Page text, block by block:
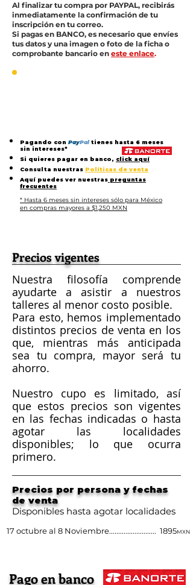
Al finalizar tu compra por PAYPAL, recibirás
inmediatamente la confirmación de tu
inscripción en tu correo.
Si pagas en BANCO, es necesario que envíes
tus datos y una imagen o foto de la ficha o
comprobante bancario en este enlace.
Pagando con PayPaltienes hasta 6 meses
sin intereses*
Si quieres pagar en banco, click aquí
Consulta nuestras Políticas de venta
Aquí puedes ver nuestras preguntas
frecuentes
* Hasta 6 meses sin intereses sólo para México
en compras mayores a $1,250 MXN
Precios vigentes
Nuestra filosofía comprende
ayudarte a asistir a nuestros
talleres al menor costo posible.
Para esto, hemos implementado
distintos precios de venta en los
que, mientras más anticipada
sea tu compra, mayor será tu
ahorro.
Nuestro cupo es limitado, así
que estos precios son vigentes
en las fechas indicadas o hasta
agotar las localidades
disponibles; lo que ocurra
primero.
Precios por persona y fechas
de venta
Disponibles hasta agotar localidades
17 octubre al 8 Noviembre.......................... 1895MXN
Pago en banco